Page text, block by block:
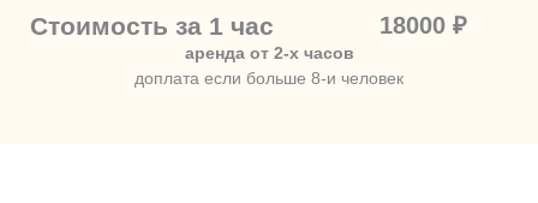
Стоимость за 1 час 18000 ₽
аренда от 2-х часов
доплата если больше 8-и человек